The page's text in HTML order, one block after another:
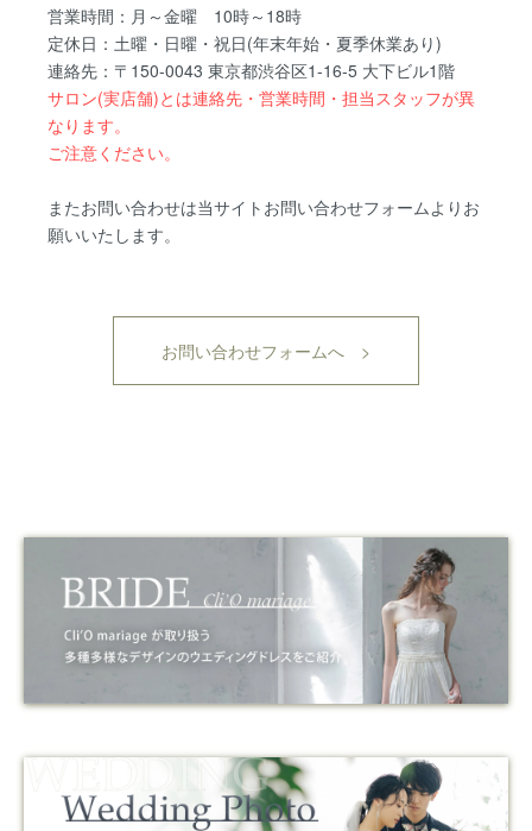
営業時間：月～金曜 10時～18時
定休日：土曜・日曜・祝日(年末年始・夏季休業あり)
連絡先：〒150-0043 東京都渋谷区1-16-5 大下ビル1階
サロン(実店舗)とは連絡先・営業時間・担当スタッフが異
なります。
ご注意ください。
またお問い合わせは当サイトお問い合わせフォームよりお
願いいたします。
お問い合わせフォームへ >